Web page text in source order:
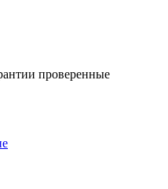
проверенные